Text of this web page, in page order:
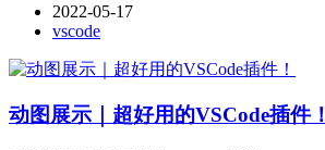
2022-05-17
vscode
动图展示｜超好用的VSCode插件！